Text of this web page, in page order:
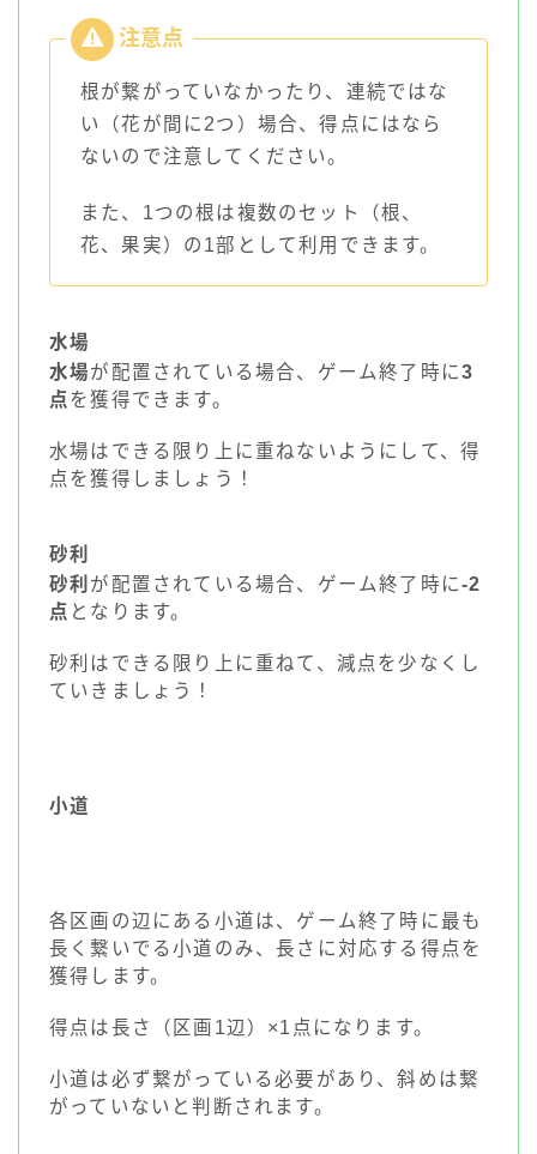
根が繋がっていなかったり、連続ではな
い（花が間に2つ）場合、得点にはなら
ないので注意してください。
また、1つの根は複数のセット（根、
花、果実）の1部として利用できます。
水場
水場が配置されている場合、ゲーム終了時に3
点を獲得できます。
水場はできる限り上に重ねないようにして、得
点を獲得しましょう！
砂利
砂利 が配置されている場合、ゲーム終了時に-2
点 となります。
砂利はできる限り上に重ねて、減点を少なくし
ていきましょう！
小道
各区画の辺にある小道は、ゲーム終了時に最も
長く繋いでる小道のみ、長さに対応する得点を
獲得します。
得点は長さ（区画1辺）×1点になります。
小道は必ず繋がっている必要があり、斜めは繋
がっていないと判断されます。